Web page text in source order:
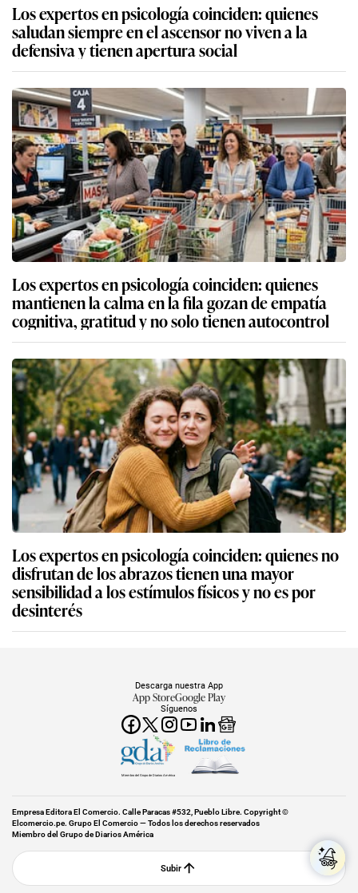
Los expertos en psicología coinciden: quienes
saludan siempre en el ascensor no viven a la
defensiva y tienen apertura social
Los expertos en psicología coinciden: quienes
mantienen la calma en la fila gozan de empatía
cognitiva, gratitud y no solo tienen autocontrol
Los expertos en psicología coinciden: quienes no
disfrutan de los abrazos tienen una mayor
sensibilidad a los estímulos físicos y no es por
desinterés
Síguenos
Descarga nuestra App
App StoreGoogle Play
Miembro del Grupo de Diarios América
Empresa Editora El Comercio. Calle Paracas #532, Pueblo Libre. Copyright ©
Elcomercio.pe. Grupo El Comercio — Todos los derechos reservados
Miembro del Grupo de Diarios América
Subir